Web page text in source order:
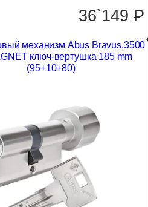
36`149 P
механизм Abus Bravus.3500
ключ-вертушка 185 mm
(95+10+80)